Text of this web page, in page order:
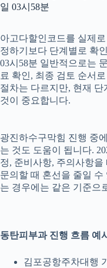
일 03시58분
아고다할인코드를 실제
정하기보다 단계별로 확
03시58분 일반적으로는
료 확인, 최종 검토 순서
절차는 다르지만, 현재
것이 중요합니다.
광진하수구막힘 진행 중
는 것도 도움이 됩니다.
정, 준비사항, 주의사항을
문의할 때 혼선을 줄일
는 경우에는 같은 기준으
동탄피부과 진행 흐름 예
김포공항주차대행